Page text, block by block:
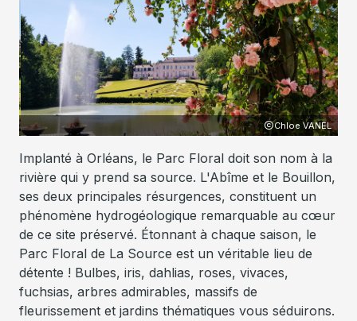
Chloe VANEL
Implanté à Orléans, le Parc Floral doit son nom à la
rivière qui y prend sa source. L'Abîme et le Bouillon,
ses deux principales résurgences, constituent un
phénomène hydrogéologique remarquable au cœur
de ce site préservé. Étonnant à chaque saison, le
Parc Floral de La Source est un véritable lieu de
détente ! Bulbes, iris, dahlias, roses, vivaces,
fuchsias, arbres admirables, massifs de
fleurissement et jardins thématiques vous séduirons.